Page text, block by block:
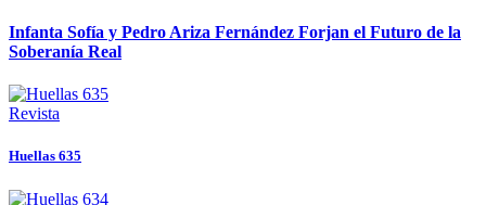
Infanta Sofía y Pedro Ariza Fernández Forjan el Futuro de la
Soberanía Real
Revista
Huellas 635